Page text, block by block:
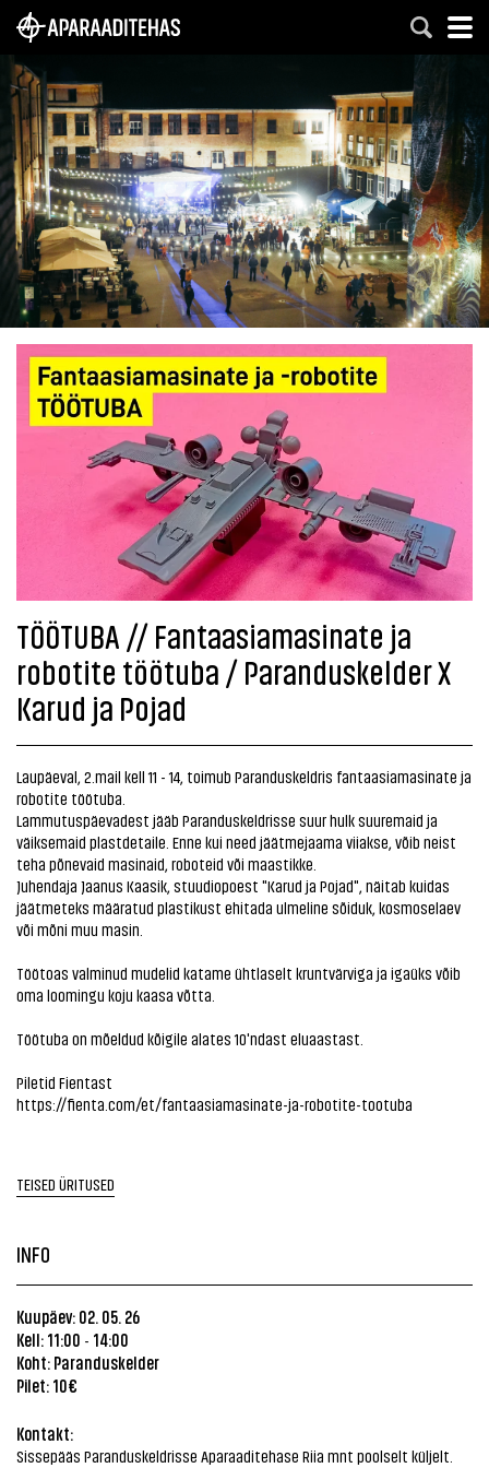
TÖÖTUBA // Fantaasiamasinate ja
robotite töötuba / Paranduskelder X
Karud ja Pojad
Laupäeval, 2.mail kell 11 - 14, toimub Paranduskeldris fantaasiamasinate ja
robotite töötuba.
Lammutuspäevadest jääb Paranduskeldrisse suur hulk suuremaid ja
väiksemaid plastdetaile. Enne kui need jäätmejaama viiakse, võib neist
teha põnevaid masinaid, roboteid või maastikke.
Juhendaja Jaanus Kaasik, stuudiopoest "Karud ja Pojad", näitab kuidas
jäätmeteks määratud plastikust ehitada ulmeline sõiduk, kosmoselaev
või mõni muu masin.
Töötoas valminud mudelid katame ühtlaselt kruntvärviga ja igaüks võib
oma loomingu koju kaasa võtta.
Töötuba on mõeldud kõigile alates 10'ndast eluaastast.
Piletid Fientast
https://fienta.com/et/fantaasiamasinate-ja-robotite-tootuba
TEISED ÜRITUSED
INFO
Kuupäev: 02. 05. 26
Kell: 11:00 - 14:00
Koht: Paranduskelder
Pilet: 10€
Kontakt:
Sissepääs Paranduskeldrisse Aparaaditehase Riia mnt poolselt küljelt.